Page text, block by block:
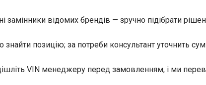
замінники відомих брендів — зручно підібрати
позицію; за потреби консультант уточнить
VIN менеджеру перед замовленням, і ми